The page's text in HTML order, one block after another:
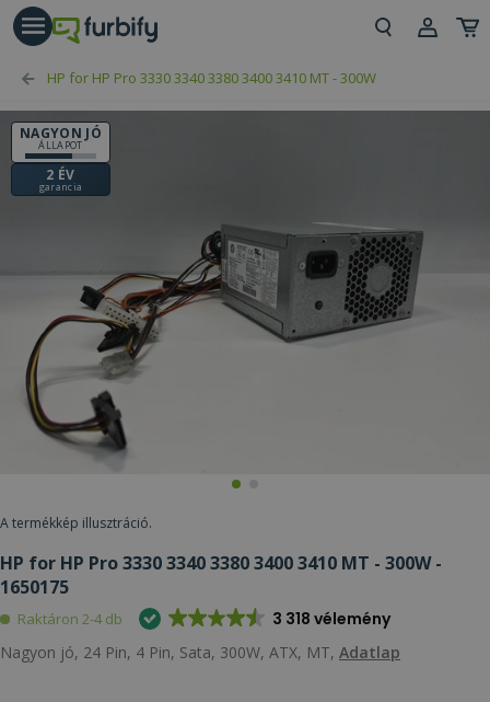
HP for HP Pro 3330 3340 3380 3400 3410 MT - 300W
NAGYON JÓ
ÁLLAPOT
2 ÉV
garancia
A termékkép illusztráció.
HP for HP Pro 3330 3340 3380 3400 3410 MT - 300W -
1650175
Raktáron 2-4 db 3 318 vélemény
Nagyon jó, 24 Pin, 4 Pin, Sata, 300W, ATX, MT, Adatlap
gomb